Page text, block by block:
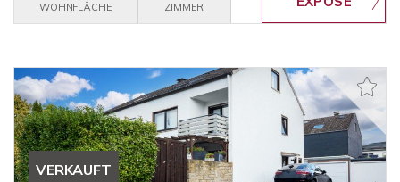
WOHNFLÄCHE
ZIMMER
VERKAUFT